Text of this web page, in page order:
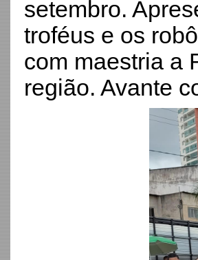
setembro.
troféus e os
com maestria a
região. Avante